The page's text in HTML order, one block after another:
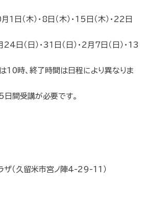
（木）・8日（木）・15日（木）・22日
（日）・31日（日）・2月7日（日）・13
時、終了時間は日程により異なりま
受講が必要です。
（久留米市宮ノ陣4-29-11）